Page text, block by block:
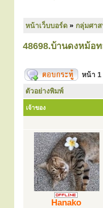
หน้าเว็บบอร์ด » กลุ่มศา
48698.บ้านดงหม้อ
หน้า 1
ตัวอย่างพิมพ์
เจ้าของ
Hanako